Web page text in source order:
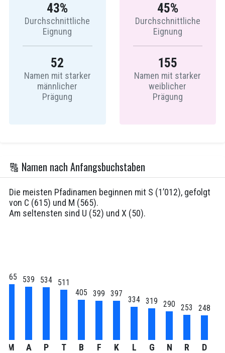
43%
Durchschnittliche
Eignung
52
Namen mit starker
männlicher
Prägung
45%
Durchschnittliche
Eignung
155
Namen mit starker
weiblicher
Prägung
🔠 Namen nach Anfangsbuchstaben
Die meisten Pfadinamen beginnen mit S (1’012), gefolgt
von C (615) und M (565).
Am seltensten sind U (52) und X (50).
565
M
539
A
534
P
511
T
405
B
399
F
397
K
334
L
319
G
290
N
253
R
248
D